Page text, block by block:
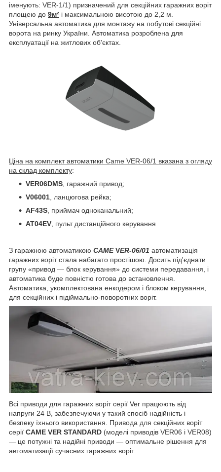
іменують: VER-1/1) призначений для секційних гаражних воріт
площею до 9м² і максимальною висотою до 2,2 м.
Універсальна автоматика для монтажу на побутові секційні
ворота на ринку України. Автоматика розроблена для
експлуатації на житлових об'єктах.
Ціна на комплект автоматики Came VER-06/1 вказана з огляду
на склад комплекту:
VER06DMS , гаражний привод;
V06001 , ланцюгова рейка;
AF43S , приймач одноканальний;
AT04EV , пульт дистанційного керування
З гаражною автоматикою CAMEVER-06/01 автоматизація
гаражних воріт стала набагато простішою. Досить під'єднати
групу «привод — блок керування» до системи передавання, і
автоматика буде повністю готова до встановлення.
Автоматика, укомплектована енкодером і блоком керування,
для секційних і підіймально-поворотних воріт.
Всі приводи для гаражних воріт серії Ver працюють від
напруги 24 В, забезпечуючи у такий спосіб надійність і
безпеку їхнього використання. Привода для секційних воріт
серії CAME VER STANDARD (моделі приводів VER06 і VER08)
— це потужні та надійні приводи — оптимальне рішення для
автоматизації сучасних гаражних воріт.